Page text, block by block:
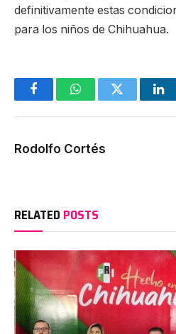
definitivamente estas
para los niños de Chihuahua.
FacebookWhatsAppTwitter
Rodolfo Cortés
RELATED POSTS